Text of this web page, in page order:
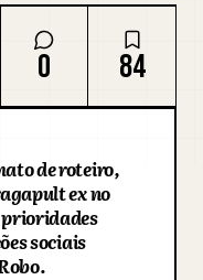
0 84
de roteiro,
ex no
prioridades
sociais